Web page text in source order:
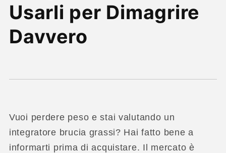
Usarli per Dimagrire
Davvero
Vuoi perdere peso e stai valutando un
integratore brucia grassi? Hai fatto bene a
informarti prima di acquistare. Il mercato è